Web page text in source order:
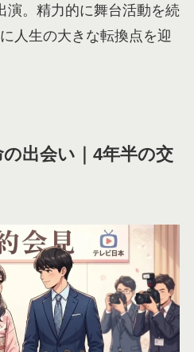
演。精力的に舞台活動を続
人生の大きな転換点を迎
出会い｜4年半の交